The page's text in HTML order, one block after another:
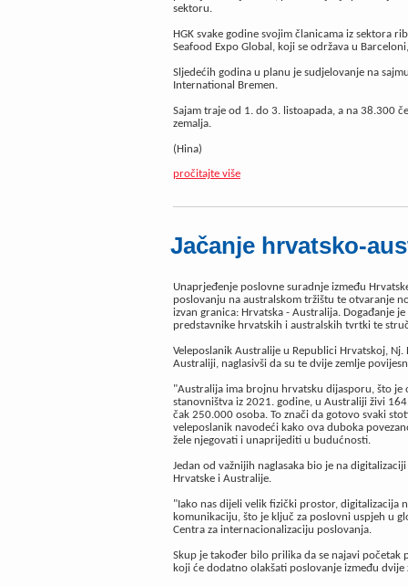
sektoru.
HGK svake godine svojim članicama iz sektora
Seafood Expo Global, koji se održava u
Sljedećih godina u planu je sudjelovanje na
International Bremen.
Sajam traje od 1. do 3. listoapada, a na 38.300
zemalja.
(Hina)
pročitajte više
Jačanje hrvatsko-
Unaprjeđenje poslovne suradnje između
poslovanju na australskom tržištu te otvaranje
izvan granica: Hrvatska - Australija. Događanje
predstavnike hrvatskih i australskih tvrtki te
Veleposlanik Australije u Republici Hrvatskoj,
Australiji, naglasivši da su te dvije zemlje
"Australija ima brojnu hrvatsku dijasporu, što je
stanovništva iz 2021. godine, u Australiji živi
čak 250.000 osoba. To znači da gotovo svaki
veleposlanik navodeći kako ova duboka
žele njegovati i unaprijediti u budućnosti.
Jedan od važnijih naglasaka bio je na
Hrvatske i Australije.
"Iako nas dijeli velik fizički prostor, digitalizacija
komunikaciju, što je ključ za poslovni uspjeh u
Centra za internacionalizaciju poslovanja.
Skup je također bilo prilika da se najavi
koji će dodatno olakšati poslovanje između dvije